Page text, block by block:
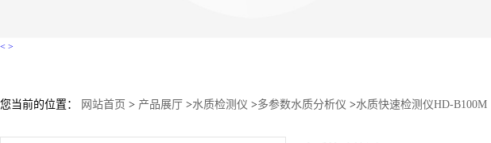
< >
您当前的位置： 网站首页 > 产品展厅 >水质检测仪 >多参数水质分析仪 >水质快速检测仪HD-B100M